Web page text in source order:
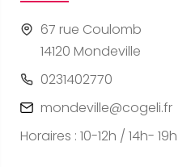
67 rue Coulomb
14120 Mondeville
0231402770
mondeville@cogeli.fr
Horaires : 10-12h / 14h- 19h